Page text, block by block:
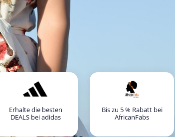
Erhalte die besten
DEALS bei adidas
Bis zu 5 % Rabatt bei
AfricanFabs